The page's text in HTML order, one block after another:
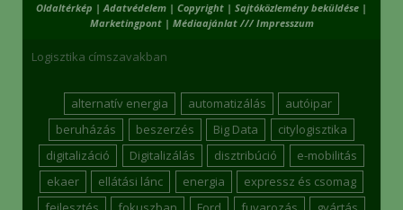
Oldaltérkép |Adatvédelem | Copyright | Sajtóközlemény beküldése |
Marketingpont| Médiaajánlat /// Impresszum
Logisztika címszavakban
alternatív energia automatizálás
autóipar
beruházás
beszerzés Big Data
citylogisztika
digitalizáció
Digitalizálás disztribúció
e-mobilitás
ekaer
ellátási lánc energia
expressz és csomag